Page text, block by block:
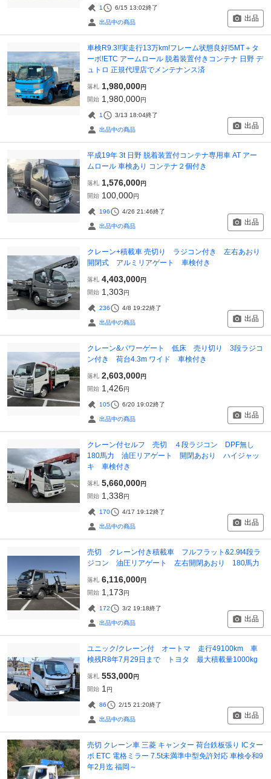
1 6/15 13:02終了
出品中の商品 出品
車検R9.3!!実走行13万km!フレーム状態良好!5MT＋タ
ーボ!ETC アームロール 脱着装置付きコンテナ 日野 デ
ュトロ 正規代理店でメンテナンス済
落札 1,980,000円
開始 1,980,000円
1 3/13 18:04終了
出品中の商品 出品
平成19年 3t 日野 脱着装置付コンテナ専用車 AT アー
ムロール 車検あり コンテナ２個付き
落札 1,576,000円
開始 100,000円
196 4/26 21:46終了
出品中の商品 出品
クレーン+積載車 売切り ラジコン付き 左右あおり
開閉式 アルミリアゲート 車検付き
落札 4,403,000円
開始 1,303円
236 4/8 19:22終了
出品中の商品 出品
クレーン&パワーゲート 低床 売り切り 3段ラジコ
ン付き 荷台4.3m ワイド 車検付き
落札 2,603,000円
開始 1,426円
105 6/20 19:02終了
出品中の商品 出品
クレーン付セルフ 売切 ４段ラジコン DPF無し
180馬力 油圧リアゲート 開閉あおり ハイジャッ
キ 車検付き
落札 5,660,000円
開始 1,338円
170 4/17 19:12終了
出品中の商品 出品
売切 クレーン付き積載車 フルフラット&2.9t4段ラ
ジコン 油圧リアゲート 左右開閉あおり 180馬力
落札 6,116,000円
開始 1,173円
172 3/2 19:18終了
出品中の商品 出品
ユニック/クレーン付 オートマ 走行49100km 車
検残R8年7月29日まで トヨタ 最大積載量1000kg
落札 553,000円
開始 1 円
86 2/15 21:20終了
出品中の商品 出品
売切 クレーン車 三菱 キャンター 荷台鉄板張り ICター
ボ ETC 電格ミラー 7.5t未満準中型免許対応 車検令和9
年2月迄 福岡～